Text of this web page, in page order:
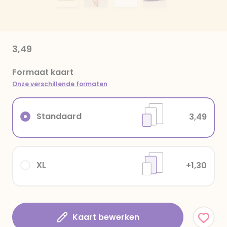
3,49
Formaat kaart
Onze verschillende formaten
XL +1,30
Standaard 3,49
Kaart bewerken